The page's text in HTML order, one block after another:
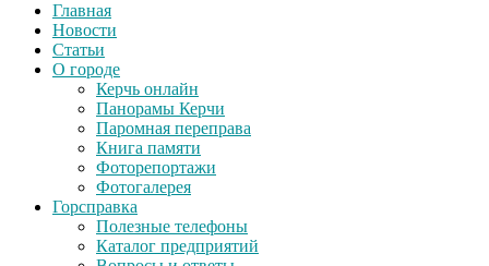
Главная
Новости
Статьи
О городе
Керчь онлайн
Панорамы Керчи
Паромная переправа
Книга памяти
Фоторепортажи
Фотогалерея
Горсправка
Полезные телефоны
Каталог предприятий